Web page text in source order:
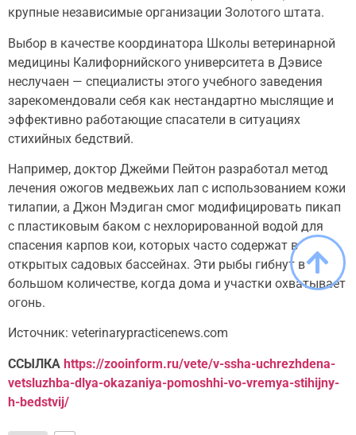
крупные независимые организации Золотого штата.
Выбор в качестве координатора Школы ветеринарной
медицины Калифорнийского университета в Дэвисе
неслучаен — специалисты этого учебного заведения
зарекомендовали себя как нестандартно мыслящие и
эффективно работающие спасатели в ситуациях
стихийных бедствий.
Например, доктор Джейми Пейтон разработал метод
лечения ожогов медвежьих лап с использованием кожи
тилапии, а Джон Мэдиган смог модифицировать пикап
с пластиковым баком с нехлорированной водой для
спасения карпов кои, которых часто содержат в
открытых садовых бассейнах. Эти рыбы гибнут в
большом количестве, когда дома и участки охватывает
огонь.
Источник: veterinarypracticenews.com
ССЫЛКА https://zooinform.ru/vete/v-ssha-uchrezhdena-
vetsluzhba-dlya-okazaniya-pomoshhi-vo-vremya-stihijny-
h-bedstvij/